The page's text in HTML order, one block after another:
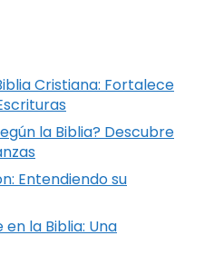
Cristiana: Fortalece
la Biblia? Descubre
Entendiendo su
la Biblia: Una